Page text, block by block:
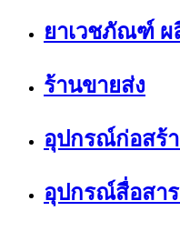
ยาเวชภัณฑ์
ร้านขายส่ง
อุปกรณ์ก่อสร้
อุปกรณ์สื่อสา